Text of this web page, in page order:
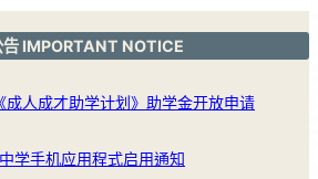
告 IMPORTANT NOTICE
人成才助学计划》助学金开放申请
学手机应用程式启用通知